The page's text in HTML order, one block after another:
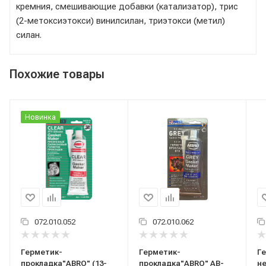
кремния, cмешивающие добавки (катализатор), трис
(2-метоксиэтокси) винилсилан, триэтокси (метил)
силан.
Похожие товары
Новинка
072.010.052
Герметик-
прокладка"ABRO" (13-
072.010.062
Герметик-
прокладка"ABRO" AB-